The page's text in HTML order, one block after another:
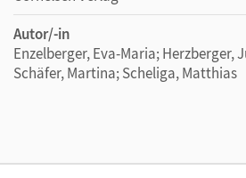
Autor/-in
Enzelberger, Eva-Maria; Herzberger,
Schäfer, Martina; Scheliga, Matthias